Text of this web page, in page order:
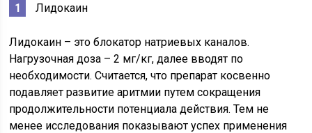
Лидокаин
Лидокаин – это блокатор натриевых каналов.
Нагрузочная доза – 2 мг/кг, далее вводят по
необходимости. Считается, что препарат косвенно
подавляет развитие аритмии путем сокращения
продолжительности потенциала действия. Тем не
менее исследования показывают успех применения